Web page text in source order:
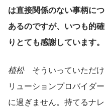
は直接関係のない事柄に
あるのですが、いつも的
りとても感謝しています。
植松 そういっていただけ
リューションプロバイダ
に過ぎません。持てるナ